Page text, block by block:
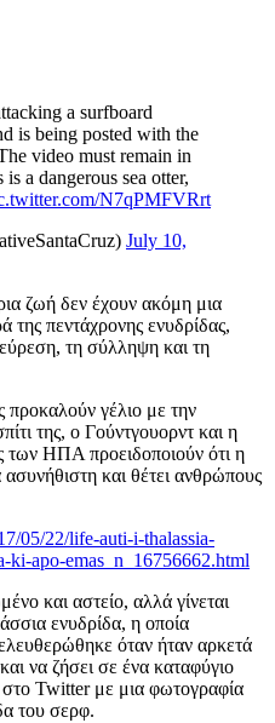
a surfboard
is being posted with the
video must remain in
a dangerous sea otter,
N7qPMFVRrt
July 10,
ζωή δεν έχουν ακόμη μια
πεντάχρονης ενυδρίδας,
εύρεση, τη σύλληψη και τη
προκαλούν γέλιο με την
της, ο Γούντγουορντ και η
των ΗΠΑ προειδοποιούν ότι η
ασυνήθιστη και θέτει ανθρώπους
05/22/life-auti-i-thalassia-
ki-apo-emas_n_16756662.html
και αστείο, αλλά γίνεται
ενυδρίδα, η οποία
όταν ήταν αρκετά
να ζήσει σε ένα καταφύγιο
Twitter με μια φωτογραφία
του σερφ.